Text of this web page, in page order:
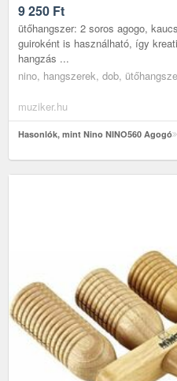
9 250 Ft
ütőhangszer: 2 soros agogo,
guiroként is használható, így
hangzás ...
nino, hangszerek, dob,
muziker.hu
Hasonlók, mint Nino NINO560 Agogó